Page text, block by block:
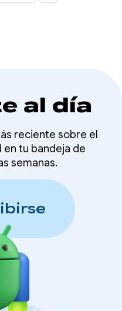
al día
reciente sobre el
tu bandeja de
semanas.